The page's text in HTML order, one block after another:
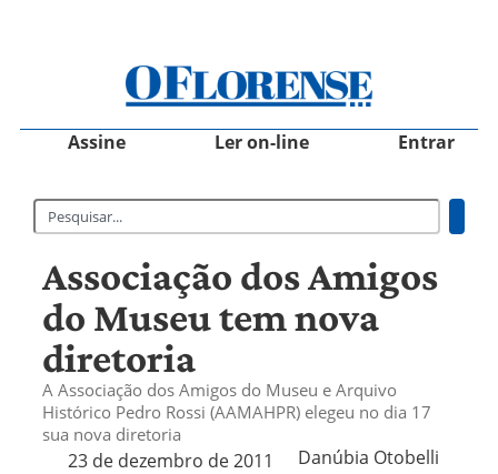
Assine Ler on-line Entrar
Associação dos Amigos
do Museu tem nova
diretoria
A Associação dos Amigos do Museu e Arquivo
Histórico Pedro Rossi (AAMAHPR) elegeu no dia 17
sua nova diretoria
23 de dezembro de 2011
Danúbia Otobelli 